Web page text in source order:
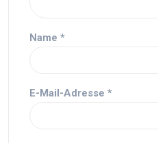
Name *
E-Mail-Adresse *